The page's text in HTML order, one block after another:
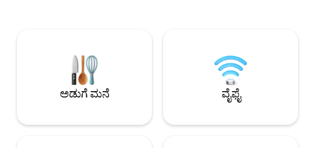
ಪ್ರದೇಶಗಳು ಪರ್ವತಗಳ ಅದ್ಭುತ ನೋಟಗಳನ್ನು ಮತ್ತು
ಬೇಸಿಗೆಯಲ್ಲಿಯೂ ತಂಪಾದ ಹವಾಮಾನವನ್ನು
ಖಾತರಿಪಡಿಸುತ್ತವೆ, ಏಕೆಂದರೆ ಕಣಿವೆಯು
ಅಸಾಧಾರಣವಾಗಿ ಗಾಳಿಯಾಡುವಂತಿದೆ.
ವಾರಾಂತ್ಯಗಳಿಗೆ
ನಿಮಗಾಗಿ ಮಾತ್ರವೇ
ಅಡುಗೆ ಮನೆ ವೈಫೈ